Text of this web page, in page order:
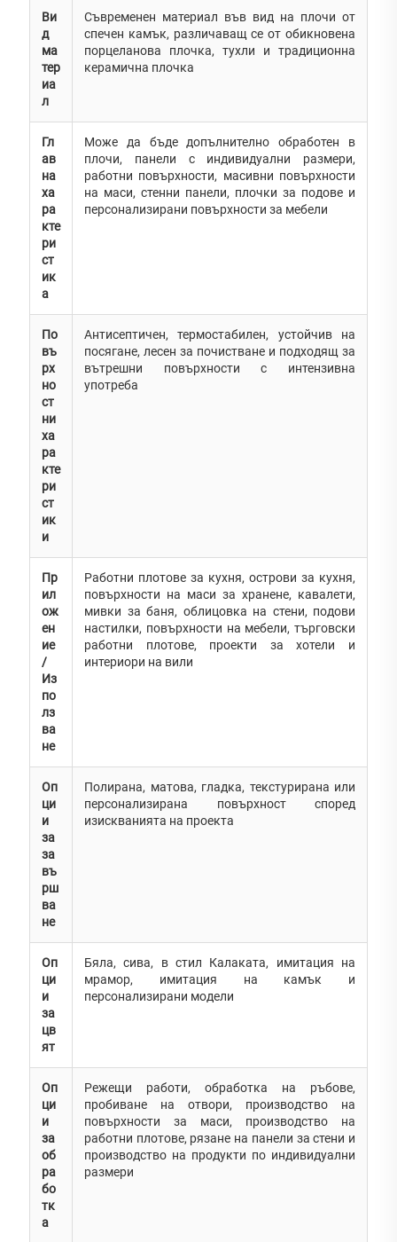
Ви
д
ма
тер
иа
л
Съвременен материал във вид на плочи от
спечен камък, различаващ се от обикновена
порцеланова плочка, тухли и традиционна
керамична плочка
Гл
ав
на
ха
ра
кте
ри
ст
ик
а
Може да бъде допълнително обработен в
плочи, панели с индивидуални размери,
работни повърхности, масивни повърхности
на маси, стенни панели, плочки за подове и
персонализирани повърхности за мебели
По
въ
рх
но
ст
ни
ха
ра
кте
ри
ст
ик
и
Антисептичен, термостабилен, устойчив на
посягане, лесен за почистване и подходящ за
вътрешни повърхности с интензивна
употреба
Пр
ил
ож
ен
ие
/
Из
по
лз
ва
не
Работни плотове за кухня, острови за кухня,
повърхности на маси за хранене, кавалети,
мивки за баня, облицовка на стени, подови
настилки, повърхности на мебели, търговски
работни плотове, проекти за хотели и
интериори на вили
Оп
ци
и
за
за
въ
рш
ва
не
Полирана, матова, гладка, текстурирана или
персонализирана повърхност според
изискванията на проекта
Оп
ци
и
за
цв
ят
Бяла, сива, в стил Калаката, имитация на
мрамор, имитация на камък и
персонализирани модели
Оп
ци
и
за
об
ра
бо
тк
а
Режещи работи, обработка на ръбове,
пробиване на отвори, производство на
повърхности за маси, производство на
работни плотове, рязане на панели за стени и
производство на продукти по индивидуални
размери